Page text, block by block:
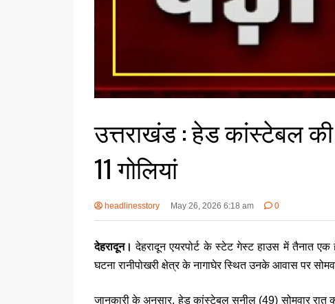
उत्तराखंड : हेड कांस्टेबल की
11 गोलियां
headlinesstory May 26, 2026 6:18 am 0
देहरादून। देहरादून एयरपोर्ट के स्टेट गेस्ट हाउस में तैनात एक
घटना रानीपोखरी क्षेत्र के नागाघेर स्थित उनके आवास पर
जानकारी के अनुसार, हेड कांस्टेबल सुनील (49) सोमवार